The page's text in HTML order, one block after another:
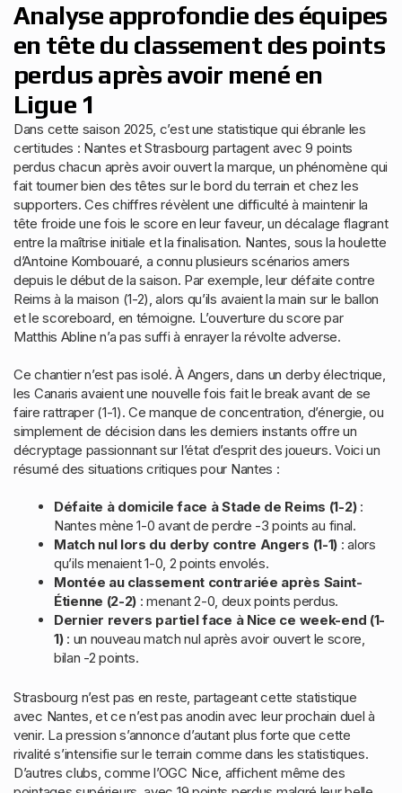
Analyse approfondie des équipes
en tête du classement des points
perdus après avoir mené en
Ligue 1
Dans cette saison 2025, c’est une statistique qui ébranle les
certitudes : Nantes et Strasbourg partagent avec 9 points
perdus chacun après avoir ouvert la marque, un phénomène qui
fait tourner bien des têtes sur le bord du terrain et chez les
supporters. Ces chiffres révèlent une difficulté à maintenir la
tête froide une fois le score en leur faveur, un décalage flagrant
entre la maîtrise initiale et la finalisation. Nantes, sous la houlette
d’Antoine Kombouaré, a connu plusieurs scénarios amers
depuis le début de la saison. Par exemple, leur défaite contre
Reims à la maison (1-2), alors qu’ils avaient la main sur le ballon
et le scoreboard, en témoigne. L’ouverture du score par
Matthis Abline n’a pas suffi à enrayer la révolte adverse.
Ce chantier n’est pas isolé. À Angers, dans un derby électrique,
les Canaris avaient une nouvelle fois fait le break avant de se
faire rattraper (1-1). Ce manque de concentration, d’énergie, ou
simplement de décision dans les derniers instants offre un
décryptage passionnant sur l’état d’esprit des joueurs. Voici un
résumé des situations critiques pour Nantes :
Défaite à domicile face à Stade de Reims (1-2):
Nantes mène 1-0 avant de perdre -3 points au final.
Match nul lors du derby contre Angers (1-1) : alors
qu’ils menaient 1-0, 2 points envolés.
Montée au classement contrariée après Saint-
Étienne (2-2) : menant 2-0, deux points perdus.
Dernier revers partiel face à Nice ce week-end (1-
1): un nouveau match nul après avoir ouvert le score,
bilan -2 points.
Strasbourg n’est pas en reste, partageant cette statistique
avec Nantes, et ce n’est pas anodin avec leur prochain duel à
venir. La pression s’annonce d’autant plus forte que cette
rivalité s’intensifie sur le terrain comme dans les statistiques.
D’autres clubs, comme l’OGC Nice, affichent même des